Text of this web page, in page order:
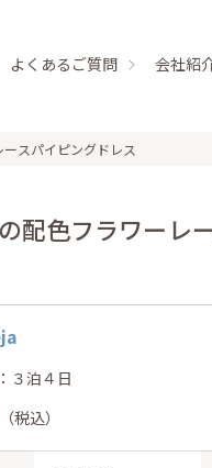
よくあるご質問 会社紹
スパイピングドレス
配色フラワーレ
３泊４日
（税込）